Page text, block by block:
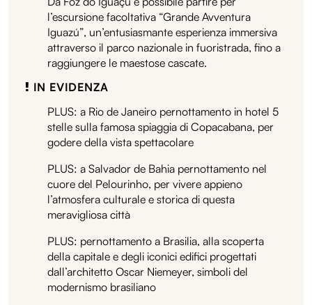
l’escursione facoltativa “Grande Avventura
Iguazú”, un’entusiasmante esperienza immersiva
attraverso il parco nazionale in fuoristrada, fino a
raggiungere le maestose cascate.
IN EVIDENZA
PLUS: a Rio de Janeiro pernottamento in hotel 5
stelle sulla famosa spiaggia di Copacabana, per
godere della vista spettacolare
PLUS: a Salvador de Bahia pernottamento nel
cuore del Pelourinho, per vivere appieno
l’atmosfera culturale e storica di questa
meravigliosa città
PLUS: pernottamento a Brasilia, alla scoperta
della capitale e degli iconici edifici progettati
dall’architetto Oscar Niemeyer, simboli del
modernismo brasiliano